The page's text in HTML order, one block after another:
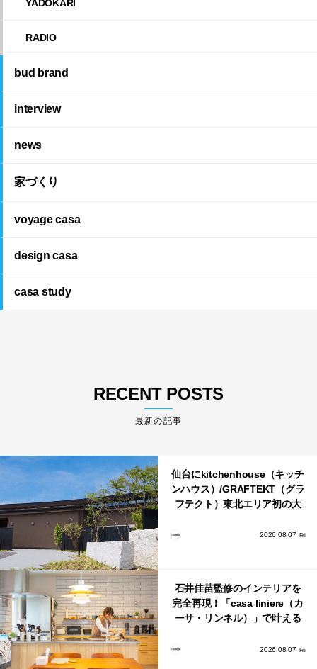
YADOKARI
RADIO
bud brand
interview
news
家づくり
voyage casa
design casa
casa study
RECENT POSTS
最新の記事
仙台にkitchenhouse（キッチ
ンハウス）/GRAFTEKT（グラ
フテクト）東北エリア初の大
2026.08.07 Fri
石井佳苗監修のインテリアを
完全再現！「casa liniere（カ
ーサ・リンネル）」で叶える
2026.08.07 Fri